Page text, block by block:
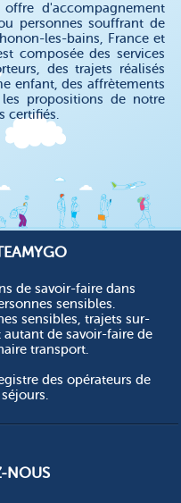
d'accompagnement
personnes souffrant de
les-bains, France et
composée des services
des trajets réalisés
enfant, des affrètements
propositions de notre
certifiés.
de savoir-faire dans
sensibles.
sensibles, trajets sur-
de savoir-faire de
transport.
des opérateurs de
NOUS